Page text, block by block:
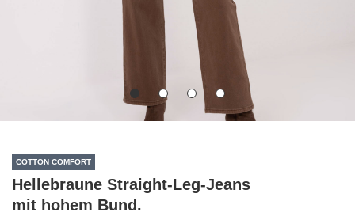
COTTON COMFORT
Hellebraune Straight-Leg-Jeans
mit hohem Bund.